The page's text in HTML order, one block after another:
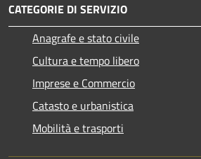
CATEGORIE DI SERVIZIO
Anagrafe e stato civile
Cultura e tempo libero
Imprese e Commercio
Catasto e urbanistica
Mobilità e trasporti